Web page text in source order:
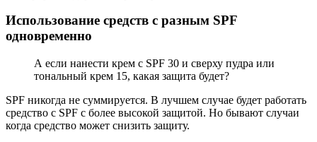
Использование средств с разным SPF
одновременно
А если нанести крем с SPF 30 и сверху пудра или
тональный крем 15, какая защита будет?
SPF никогда не суммируется. В лучшем случае будет работать
средство с SPF с более высокой защитой. Но бывают случаи
когда средство может снизить защиту.